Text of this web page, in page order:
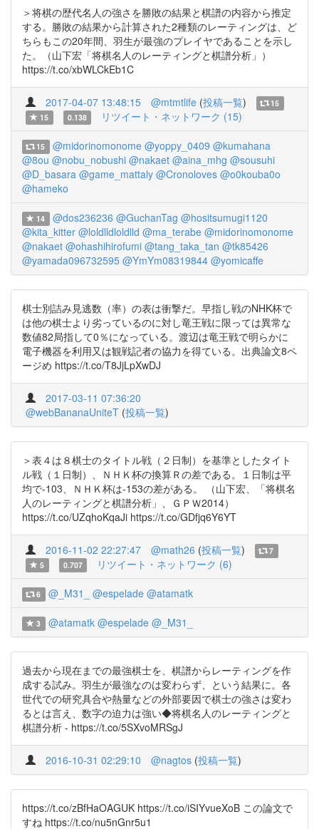
＞将棋の歴代名人の強さを勝敗の結果と棋譜の内容から推定
する。勝敗の結果から計算された2種類のレーティングは、ど
ちらもこの20年間、羽生が最強のプレイヤであることを示し
た。（山下宏「将棋名人のレーティングと棋譜分析」）
https://t.co/xbWLCkEb1C
2017-04-07 13:48:15 @mtmtlife (投稿一覧)
15
15
0.138 リツイート・ネットワーク (15)
15 @midorinomonome @yoppy_0409 @kumahana
@8ou @nobu_nobushi @nakaet @aina_mhg @sousuhi
@D_basara @game_mattaly @Cronoloves @o0kouba0o
@hameko
14 @dos236236 @GuchanTag @hositsumugi1120
@kita_kitter @loldlldloldlld @ma_terabe @midorinomonome
@nakaet @ohashihirofumi @tang_taka_tan @tk85426
@yamada096732595 @YmYm08319844 @yomicaffe
棋士別詰み見逃数（率）の表は衝撃だ。早指し戦のNHK杯で
は他の棋士より劣っているのに対し竜王戦に限っては異常な
数値82局指して0％になっている。渡辺は竜王戦で明らかに
電子機器を利用又は観戦記者の協力を得ている。出典論文8ペ
ージめ https://t.co/T8JjLpXwDJ
2017-03-11 07:36:20
@webBananaUniteT (投稿一覧)
＞表４は８棋士のタイトル戦（２日制）を基準としたタイト
ル戦（１日制）、ＮＨＫ杯の換算Ｒの差である。１日制は平
均で-103、ＮＨＫ杯は-153の差がある。 （山下宏、「将棋名
人のレーティングと棋譜分析」、ＧＰＷ2014）
https://t.co/UZqhoKqaJi https://t.co/GDfjq6Y6YT
2016-11-02 22:27:47 @math26 (投稿一覧)
7
5
0.707 リツイート・ネットワーク (6)
6 @_M31_ @espelade @atamatk
3 @atamatk @espelade @_M31_
過去から現在までの最強棋士を、棋譜からレーティングを作
成する試み。羽生が最強なのは変わらず、という結果に。各
世代での研究具合や熱量などの外部要因で棋士の強さは変わ
るとは言え、数字の迫力は強い◆将棋名人のレーティングと
棋譜分析 - https://t.co/5SXvoMRSgJ
2016-10-31 02:29:10 @nagtos (投稿一覧)
https://t.co/zBfHaOAGUK https://t.co/iSIYvueXoB この論文で
すね https://t.co/nu5nGnr5u1